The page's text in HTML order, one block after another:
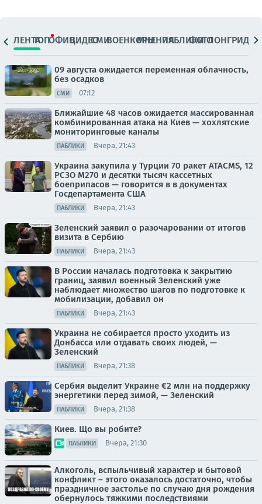
ЛЕНТАТОПОФИЦ.ВИДЕОСМИВОЕНКОРЫМНЕНИЯПАБЛИКИ
ФОТОЛОНГРИДЫ
09 августа ожидается переменная облачность,
без осадков
СМИ 07:12
Ближайшие 48 часов ожидается массированная
комбинированная атака на Киев — хохлятские
мониторинговые каналы
ПАБЛИКИ Вчера, 21:43
Украина закупила у Турции 70 ракет ATACMS, 12
РСЗО M270 и десятки тысяч кассетных
боеприпасов — говорится в в документах
Госдепартамента США
ПАБЛИКИ Вчера, 21:43
Зеленский заявил о разочаровании от итогов
визита в Сербию
ПАБЛИКИ Вчера, 21:43
В России началась подготовка к закрытию
границ, заявил военный Зеленский уже
наблюдает множество шагов по подготовке к
мобилизации, добавил он
ПАБЛИКИ Вчера, 21:43
Украина не собирается просто уходить из
Донбасса или отдавать своих людей, —
Зеленский
ПАБЛИКИ Вчера, 21:38
Сербия выделит Украине €2 млн на поддержку
энергетики перед зимой, — Зеленский
ПАБЛИКИ Вчера, 21:38
Киев. Що вы робите?
ПАБЛИКИ Вчера, 21:30
Алкоголь, вспыльчивый характер и бытовой
конфликт – этого оказалось достаточно, чтобы
праздничное застолье по случаю дня рождения
обернулось тяжкими последствиями